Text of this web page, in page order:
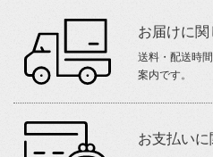
お届けに関
送料・配送時
案内です。
お支払いに